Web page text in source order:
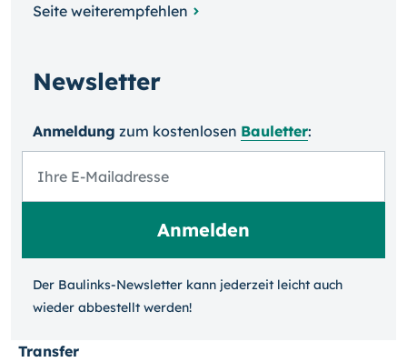
Seite weiterempfehlen
Newsletter
Anmeldung zum kosten­losen Bauletter:
Der Baulinks-Newsletter kann jeder­zeit leicht auch
wieder ab­bestellt werden!
Transfer